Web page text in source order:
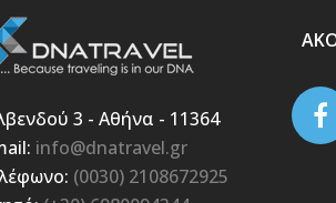
3 - Αθήνα - 11364
info@dnatravel.gr
(0030) 2108672925